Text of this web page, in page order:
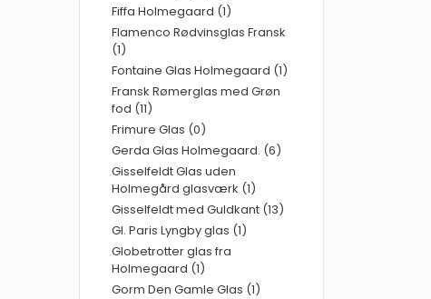
Fiffa Holmegaard (1)
Flamenco Rødvinsglas Fransk
(1)
Fontaine Glas Holmegaard (1)
Fransk Rømerglas med Grøn
fod (11)
Frimure Glas (0)
Gerda Glas Holmegaard. (6)
Gisselfeldt Glas uden
Holmegård glasværk (1)
Gisselfeldt med Guldkant (13)
Gl. Paris Lyngby glas (1)
Globetrotter glas fra
Holmegaard (1)
Gorm Den Gamle Glas (1)